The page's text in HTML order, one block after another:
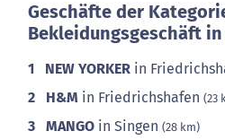
Geschäfte der
Bekleidungsgeschäft
1 NEW YORKER in
2 H&M in Friedrichshafen (23
3 MANGO in Singen (28 km)